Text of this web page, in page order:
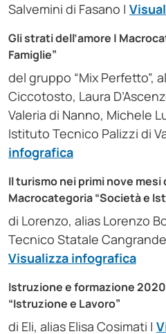
Salvemini di Fasano |
Gli strati dell’amore |
Famiglie”
del gruppo “Mix Perfetto”,
Ciccotosto, Laura
Valeria di Nanno, Michele
Istituto Tecnico Palizzi di
infografica
Il turismo nei primi nove mesi
Macrocategoria “Società e
di Lorenzo, alias Lorenzo
Tecnico Statale
Visualizza infografica
Istruzione e formazione
“Istruzione e Lavoro”
di Eli, alias Elisa Cosimati |